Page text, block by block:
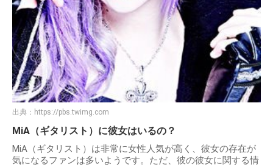
出典： https://pbs.twimg.com
MiA（ギタリスト）に彼女はいるの？
MiA（ギタリスト）は非常に女性人気が高く、彼女の存在が
気になるファンは多いようです。ただ、彼の彼女に関する情